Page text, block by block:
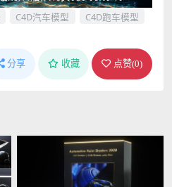
C4D汽车模型
C4D跑车模型
分享 收藏 点赞(0)